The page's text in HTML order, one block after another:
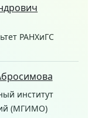
РАНХиГС
институт
(МГИМО)